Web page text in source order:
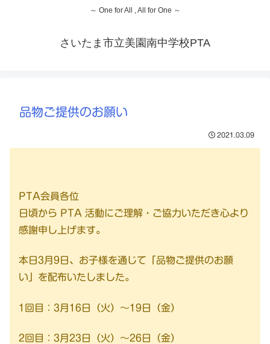
～ One for All , All for One ～
さいたま市立美園南中学校PTA
品物ご提供のお願い
2021.03.09
PTA会員各位
日頃から PTA 活動にご理解・ご協力いただき心より
感謝申し上げます。
本日3月9日、お子様を通じて「品物ご提供のお願
い」を配布いたしました。
1回目：3月16日（火）〜19日（金）
2回目：3月23日（火）〜26日（金）